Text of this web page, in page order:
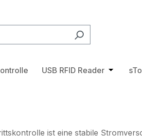
Zutrittskontrollsysteme
das Dropdown der Kategorie RFID
USB RFID Reader Öffne
ist eine stabile